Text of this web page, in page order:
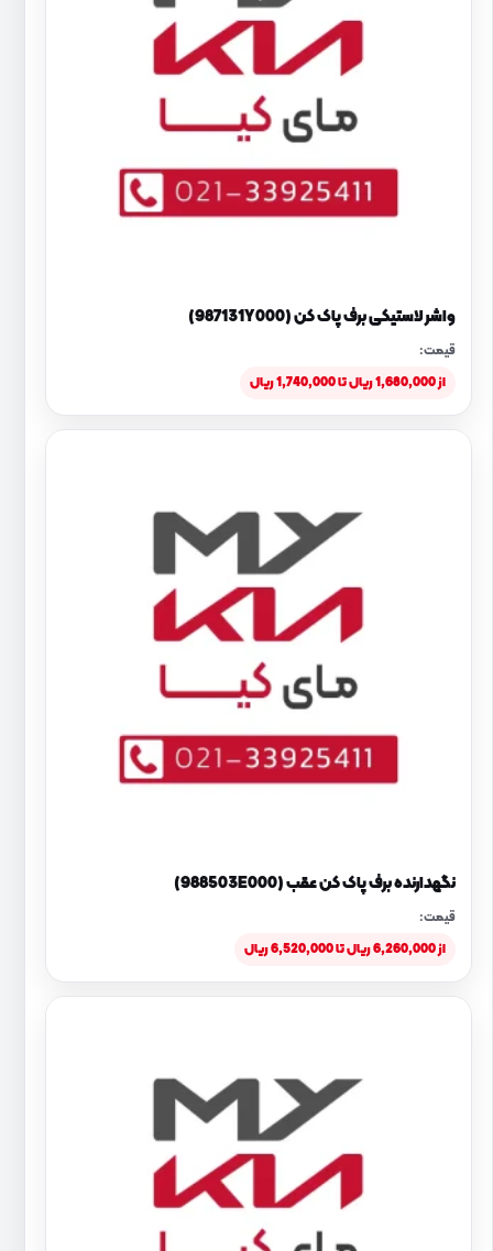
واشر لاستیکی برف پاک کن (987131Y000)
قیمت:
از 1,680,000 ریال تا 1,740,000 ریال
نگهدارنده برف پاک کن عقب (988503E000)
قیمت:
از 6,260,000 ریال تا 6,520,000 ریال